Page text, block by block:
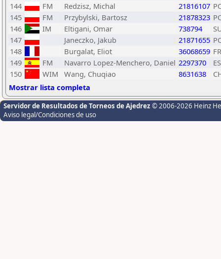
144
FM Redzisz, Michal 21816107
145
FM Przybylski, Bartosz 21878323
146
IM Eltigani, Omar 738794
147
Janeczko, Jakub 21871655
148
Burgalat, Eliot 36068659
149
FM Navarro Lopez-Menchero, Daniel 2297370
150
WIM Wang, Chuqiao 8631638
Mostrar lista completa
Servidor de Resultados de Torneos de Ajedrez © 2006-2026 Heinz
Aviso legal/Condiciones de uso